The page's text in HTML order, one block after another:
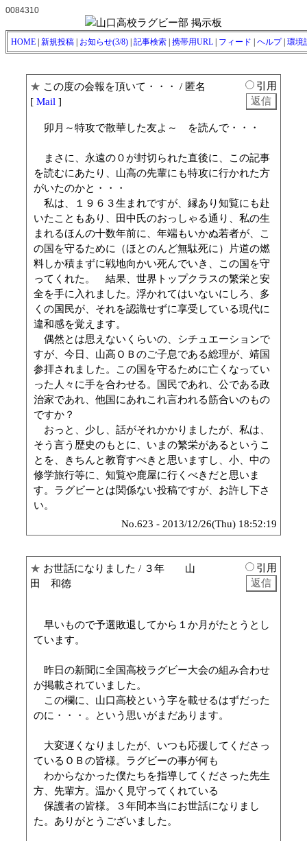
0084310
HOME 新規投稿 お知らせ(3/8) 記事検索 携帯用URL フィード ヘルプ| 環境
★ この度の会報を頂いて・・・
/ 匿名
[ Mail ]
引用
卯月～特攻で散華した友よ～ を読んで・・・
まさに、永遠の０が封切られた直後に、この記事
を読むにあたり、山高の先輩にも特攻に行かれた方
がいたのかと・・・
私は、１９６３生まれですが、縁あり知覧にも赴
いたこともあり、田中氏のおっしゃる通り、私の生
まれるほんの十数年前に、年端もいかぬ若者が、こ
の国を守るために（ほとのんど無駄死に）片道の燃
料しか積まずに戦地向かい死んでいき、この国を守
ってくれた。 結果、世界トップクラスの繁栄と安
全を手に入れました。浮かれてはいないにしろ、多
くの国民が、それを認識せずに享受している現代に
違和感を覚えます。
偶然とは思えないくらいの、シチュエーションで
すが、今日、山高ＯＢのご子息である総理が、靖国
参拝されました。この国を守るために亡くなってい
った人々に手を合わせる。国民であれ、公である政
治家であれ、他国にあれこれ言われる筋合いのもの
ですか？
おっと、少し、話がそれかかりましたが、私は、
そう言う歴史のもとに、いまの繁栄があるというこ
とを、きちんと教育すべきと思いますし、小、中の
修学旅行等に、知覧や鹿屋に行くべきだと思いま
す。ラグビーとは関係ない投稿ですが、お許し下さ
い。
No.623 - 2013/12/26(Thu) 18:52:19
★ お世話になりました / ３年 山
田 和徳
引用
早いもので予選敗退してから１か月がたとうとし
ています。
昨日の新聞に全国高校ラグビー大会の組み合わせ
が掲載されていました。
この欄に、山口高校という字を載せるはずだった
のに・・・。という思いがまだあります。
大変遅くなりましたが、いつも応援してくださっ
ているＯＢの皆様。ラグビーの事が何も
わからなかった僕たちを指導してくださった先生
方、先輩方。温かく見守ってくれている
保護者の皆様。３年間本当にお世話になりまし
た。ありがとうございました。